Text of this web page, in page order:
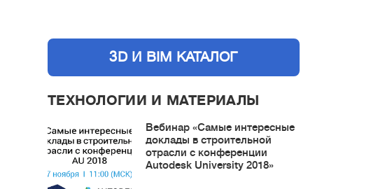
3D И BIM КАТАЛОГ
ТЕХНОЛОГИИ И МАТЕРИАЛЫ
Вебинар «Самые интересные
доклады в строительной
отрасли с конференции
Autodesk University 2018»